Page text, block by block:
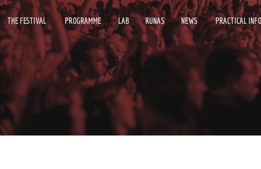
THE FESTIVAL PROGRAMME LAB RUNAS NEWS PRACTICAL INFO